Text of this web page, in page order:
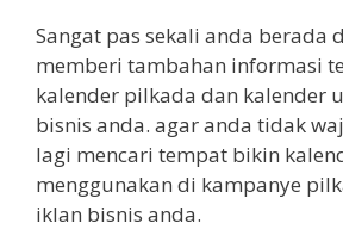
Sangat pas sekali anda berada
memberi tambahan informasi
kalender pilkada dan kalender
bisnis anda. agar anda tidak
lagi mencari tempat bikin
menggunakan di kampanye
iklan bisnis anda.